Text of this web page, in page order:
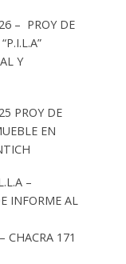
– PROY DE
Y
PROY DE
EN
–
INFORME AL
CHACRA 171